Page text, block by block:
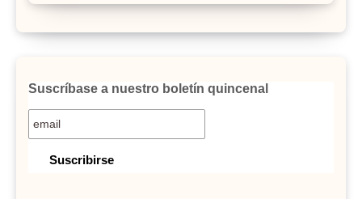
Suscríbase a nuestro boletín quincenal